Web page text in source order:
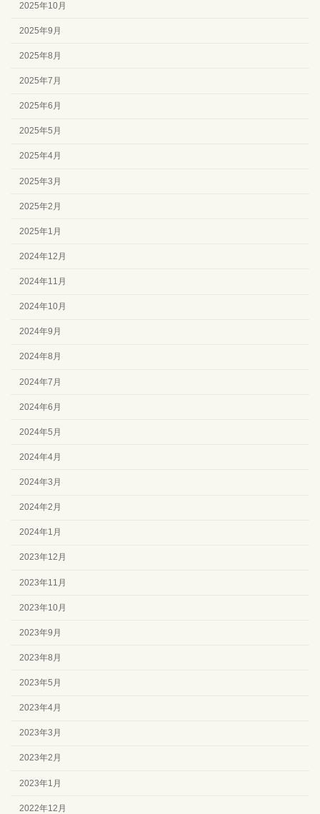
2025年10月
2025年9月
2025年8月
2025年7月
2025年6月
2025年5月
2025年4月
2025年3月
2025年2月
2025年1月
2024年12月
2024年11月
2024年10月
2024年9月
2024年8月
2024年7月
2024年6月
2024年5月
2024年4月
2024年3月
2024年2月
2024年1月
2023年12月
2023年11月
2023年10月
2023年9月
2023年8月
2023年5月
2023年4月
2023年3月
2023年2月
2023年1月
2022年12月